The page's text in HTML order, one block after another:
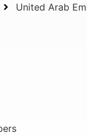
United Arab